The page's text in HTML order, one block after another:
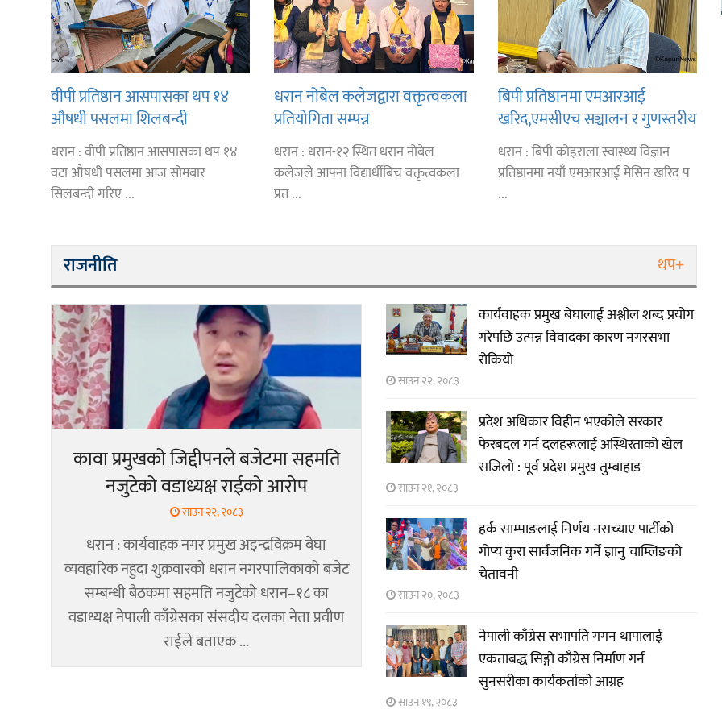
वीपी प्रतिष्ठान आसपासका थप १४
औषधी पसलमा शिलबन्दी
धरान : वीपी प्रतिष्ठान आसपासका थप १४
वटा औषधी पसलमा आज सोमबार
सिलबन्दी गरिए ...
धरान नोबेल कलेजद्वारा वक्तृत्वकला
प्रतियोगिता सम्पन्न
धरान : धरान-१२ स्थित धरान नोबेल
कलेजले आफ्ना विद्यार्थीबिच वक्तृत्वकला
प्रत ...
बिपी प्रतिष्ठानमा एमआरआई
खरिद,एमसीएच सञ्चालन र गुणस्तरीय
सेवाका लागि रेफरल युनिट : निर्देशक
डा.लिम्बु
धरान : बिपी कोइराला स्वास्थ्य विज्ञान
प्रतिष्ठानमा नयाँ एमआरआई मेसिन खरिद प
...
राजनीति थप+
कावा प्रमुखको जिद्दीपनले बजेटमा सहमति
नजुटेको वडाध्यक्ष राईको आरोप
साउन २२, २०८३
धरान : कार्यवाहक नगर प्रमुख अइन्द्रविक्रम बेघा
व्यवहारिक नहुदा शुक्रवारको धरान नगरपालिकाको बजेट
सम्बन्धी बैठकमा सहमति नजुटेको धरान–१८ का
वडाध्यक्ष नेपाली काँग्रेसका संसदीय दलका नेता प्रवीण
राईले बताएक ...
कार्यवाहक प्रमुख बेघालाई अश्लील शब्द प्रयोग
गरेपछि उत्पन्न विवादका कारण नगरसभा
रोकियो
साउन २२, २०८३
प्रदेश अधिकार विहीन भएकोले सरकार
फेरबदल गर्न दलहरूलाई अस्थिरताको खेल
सजिलो : पूर्व प्रदेश प्रमुख तुम्बाहाङ
साउन २१, २०८३
हर्क साम्पाङलाई निर्णय नसच्याए पार्टीको
गोप्य कुरा सार्वजनिक गर्ने ज्ञानु चाम्लिङको
चेतावनी
साउन २०, २०८३
नेपाली काँग्रेस सभापति गगन थापालाई
एकताबद्ध सिङ्गो काँग्रेस निर्माण गर्न
सुनसरीका कार्यकर्ताको आग्रह
साउन १९, २०८३